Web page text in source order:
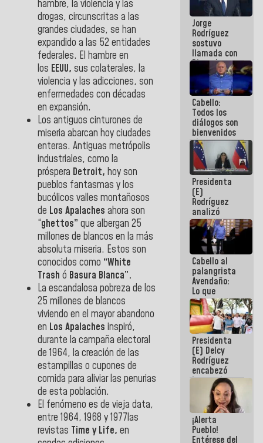
hambre, la violencia y las
drogas, circunscritas a las
grandes ciudades, se han
expandido a las 52 entidades
federales. El hambre en
los EEUU, sus colaterales, la
violencia y las adicciones, son
enfermedades con décadas
en expansión.
Los antiguos cinturones de
miseria abarcan hoy ciudades
enteras. Antiguas metrópolis
industriales, como la
próspera Detroit, hoy son
pueblos fantasmas y los
bucólicos valles montañosos
de Los Apalaches ahora son
“ghettos” que albergan 25
millones de blancos en la más
absoluta miseria. Estos son
conocidos como “White
Trash ó Basura Blanca”.
La escandalosa pobreza de los
25 millones de blancos
viviendo en el mayor abandono
en Los Apalaches inspiró,
durante la campaña electoral
de 1964, la creación de las
estampillas o cupones de
comida para aliviar las penurias
de esta población.
El fenómeno es de vieja data,
entre 1964, 1968 y 1977las
revistas Time y Life, en
Venezuela"
a servidores
públicos
Jorge
Rodríguez
sostuvo
llamada con
Dinorah
Figuera y
acuerdan
primer
encuentro
presencial
para el
diálogo
Cabello:
Todos los
diálogos son
bienvenidos
siempre que
estén en el
marco de la
Constitución
de la
República
Presidenta
(E)
Rodríguez
analizó
junto a
gobernadores
planes de
recuperación
del Sistema
Eléctrico
Nacional
Cabello al
palangrista
Avendaño:
Lo que
vayas a
escribir
hazlo hoy
por que no
sabemos si
la semana
que viene
hay
programa
Presidenta
(E) Delcy
Rodríguez
encabezó
lanzamiento
del Plan
Nacional de
Recreación
Vacacional
¡Alerta
Pueblo!
Entérese del